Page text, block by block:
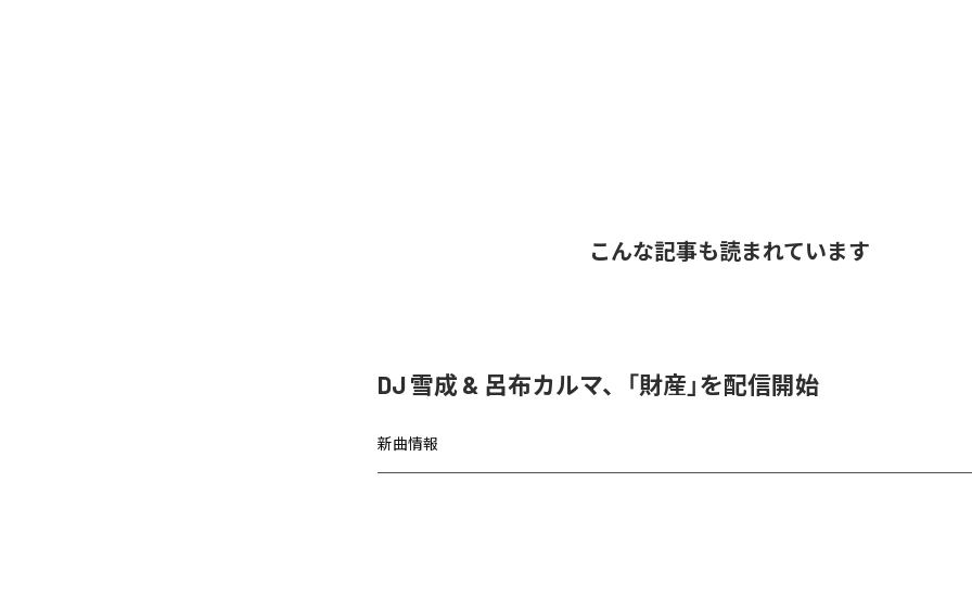
こんな記事も読まれています
DJ 雪成 & 呂布カルマ、「財産」を配信開始
新曲情報